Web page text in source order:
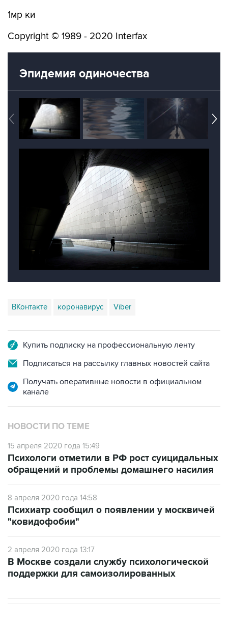
1мр ки
Copyright © 1989 - 2020 Interfax
Эпидемия одиночества
ВКонтакте коронавирус Viber
Купить подписку на профессиональную ленту
Подписаться на рассылку главных новостей сайта
Получать оперативные новости в официальном
канале
НОВОСТИ ПО ТЕМЕ
15 апреля 2020 года 15:49
Психологи отметили в РФ рост суицидальных
обращений и проблемы домашнего насилия
8 апреля 2020 года 14:58
Психиатр сообщил о появлении у москвичей
"ковидофобии"
2 апреля 2020 года 13:17
В Москве создали службу психологической
поддержки для самоизолированных